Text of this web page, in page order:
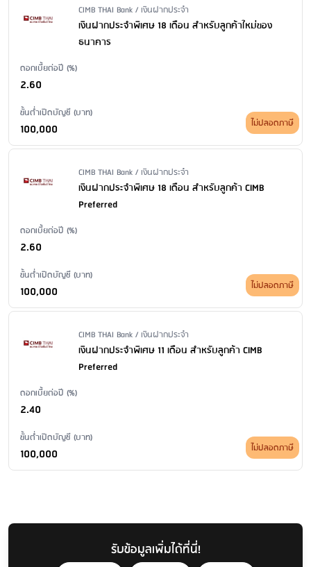
Issuer Name / Financial Product Type
CIMB THAI Bank / เงินฝากประจำ
เงินฝากประจำพิเศษ 18 เดือน สำหรับลูกค้าใหม่ของ
ธนาคาร
ดอกเบี้ยต่อปี (%)
2.60
ขั้นต่ำเปิดบัญชี (บาท)
100,000 ไม่ปลอดภาษี
Issuer Name / Financial Product Type
CIMB THAI Bank / เงินฝากประจำ
เงินฝากประจำพิเศษ 18 เดือน สำหรับลูกค้า CIMB
Preferred
ดอกเบี้ยต่อปี (%)
2.60
ขั้นต่ำเปิดบัญชี (บาท)
100,000 ไม่ปลอดภาษี
Issuer Name / Financial Product Type
CIMB THAI Bank / เงินฝากประจำ
เงินฝากประจำพิเศษ 11 เดือน สำหรับลูกค้า CIMB
Preferred
ดอกเบี้ยต่อปี (%)
2.40
ขั้นต่ำเปิดบัญชี (บาท)
100,000 ไม่ปลอดภาษี
รับข้อมูลเพิ่มได้ที่นี่!